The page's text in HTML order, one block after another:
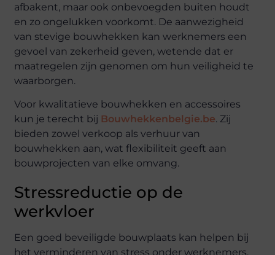
afbakent, maar ook onbevoegden buiten houdt
en zo ongelukken voorkomt. De aanwezigheid
van stevige bouwhekken kan werknemers een
gevoel van zekerheid geven, wetende dat er
maatregelen zijn genomen om hun veiligheid te
waarborgen.
Voor kwalitatieve bouwhekken en accessoires
kun je terecht bij Bouwhekkenbelgie.be. Zij
bieden zowel verkoop als verhuur van
bouwhekken aan, wat flexibiliteit geeft aan
bouwprojecten van elke omvang.
Stressreductie op de
werkvloer
Een goed beveiligde bouwplaats kan helpen bij
het verminderen van stress onder werknemers.